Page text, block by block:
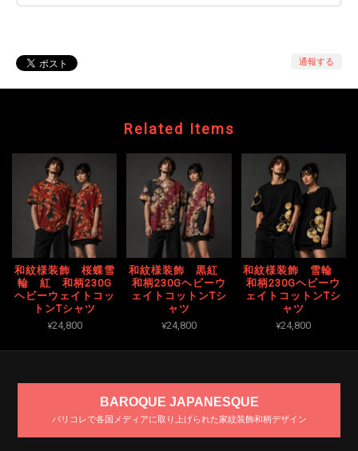
通報する
Related Items
和紋様装飾 桜蝶雪
輪 紅 和柄230G
ヘビーウェイトコッ
トンTシャツ
¥24,800
和紋様装飾 黒紅
和柄230Gヘビーウ
ェイトコットンTシ
ャツ
¥24,800
和紋様装飾 雪輪
和柄230Gヘビーウ
ェイトコットンTシ
ャツ
¥24,800
BAROQUE JAPANESQUE
パリコレで各国メディアに取り上げられた家紋装飾和柄デザイン